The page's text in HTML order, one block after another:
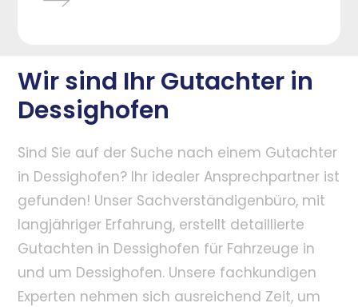
Wir sind Ihr Gutachter in
Dessighofen
Sind Sie auf der Suche nach einem Gutachter
in Dessighofen? Ihr idealer Ansprechpartner ist
gefunden! Unser Sachverständigenbüro, mit
langjähriger Erfahrung, erstellt detaillierte
Gutachten in Dessighofen für Fahrzeuge in
und um Dessighofen. Unsere fachkundigen
Experten nehmen sich ausreichend Zeit, um